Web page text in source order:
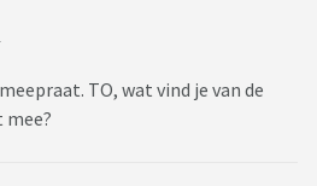
TO, wat vind je van de
mee?